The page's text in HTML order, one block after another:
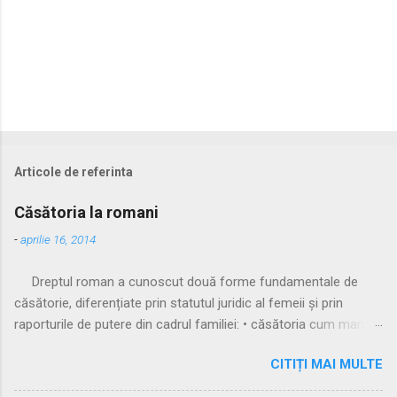
Articole de referinta
Căsătoria la romani
-aprilie 16, 2014
Dreptul roman a cunoscut două forme fundamentale de
căsătorie, diferențiate prin statutul juridic al femeii și prin
raporturile de putere din cadrul familiei: • căsătoria cum manus
și practicată a fost căsătoria cu manus, prin care femeia
trecea sub autoritatea soțului, devenind parte a familiei
CITIȚI MAI MULTE